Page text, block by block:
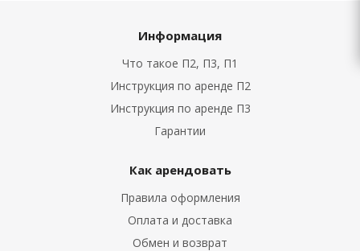
Информация
Что такое П2, П3, П1
Инструкция по аренде П2
Инструкция по аренде П3
Гарантии
Как арендовать
Правила оформления
Оплата и доставка
Обмен и возврат